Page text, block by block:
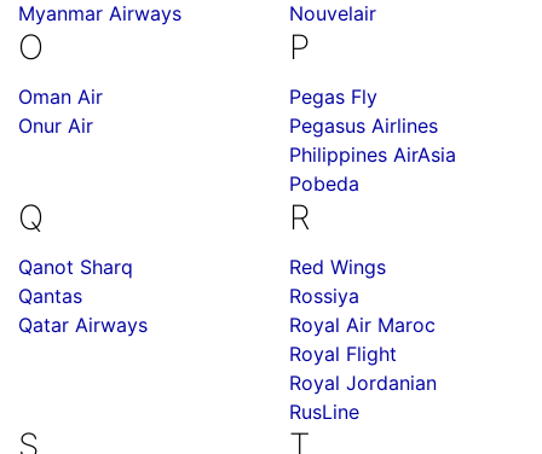
Myanmar Airways
Nouvelair
O
Oman Air
Onur Air
P
Pegas Fly
Pegasus Airlines
Philippines AirAsia
Pobeda
Q
Qanot Sharq
Qantas
Qatar Airways
R
Red Wings
Rossiya
Royal Air Maroc
Royal Flight
Royal Jordanian
RusLine
S T